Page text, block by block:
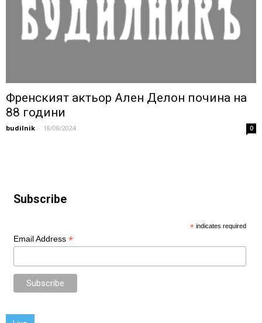
Френският актьор Ален Делон почина на
88 години
budilnik - 18/08/2024 0
Subscribe
* indicates required
Email Address *